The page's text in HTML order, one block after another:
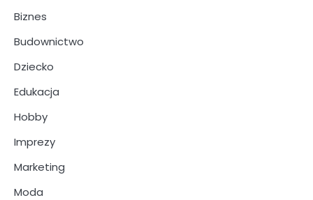
Biznes
Budownictwo
Dziecko
Edukacja
Hobby
Imprezy
Marketing
Moda